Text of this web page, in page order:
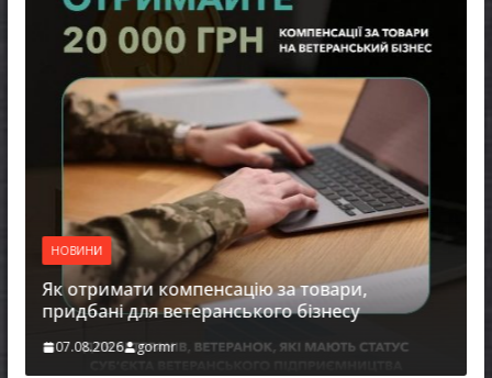
НОВИНИ
Як отримати компенсацію за товари,
придбані для ветеранського бізнесу
07.08.2026 gormr